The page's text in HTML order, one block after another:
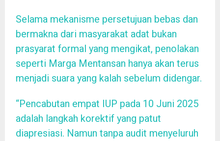
Selama mekanisme persetujuan bebas dan
bermakna dari masyarakat adat bukan
prasyarat formal yang mengikat, penolakan
seperti Marga Mentansan hanya akan terus
menjadi suara yang kalah sebelum didengar.
“Pencabutan empat IUP pada 10 Juni 2025
adalah langkah korektif yang patut
diapresiasi. Namun tanpa audit menyeluruh